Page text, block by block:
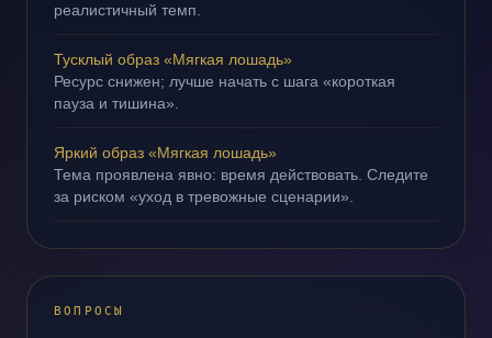
реалистичный темп.
Тусклый образ «Мягкая лошадь»
Ресурс снижен; лучше начать с шага «короткая
пауза и тишина».
Яркий образ «Мягкая лошадь»
Тема проявлена явно: время действовать. Следите
за риском «уход в тревожные сценарии».
ВОПРОСЫ